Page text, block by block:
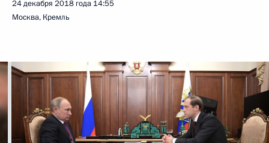
24 декабря 2018 года 14:55
Москва, Кремль